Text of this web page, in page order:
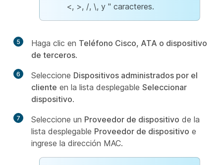
<, >, /, \, y " caracteres.
5 Haga clic en Teléfono Cisco, ATA o dispositivo
de terceros.
6 Seleccione Dispositivos administrados por el
cliente en la lista desplegable Seleccionar
dispositivo.
7 Seleccione un Proveedor de dispositivo de la
lista desplegable Proveedor de dispositivo e
ingrese la dirección MAC.